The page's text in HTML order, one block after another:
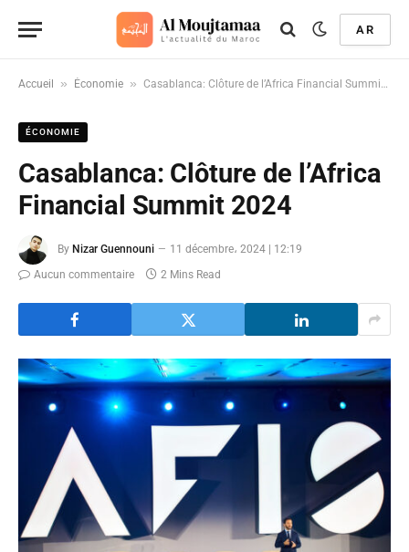
AR
Accueil » Économie » Casablanca: Clôture de l’Africa Financial Summit 2024
ÉCONOMIE
Casablanca: Clôture de l’Africa
Financial Summit 2024
By Nizar Guennouni
11 décembre، 2024 | 12:19
Aucun commentaire
2 Mins Read